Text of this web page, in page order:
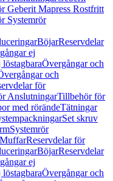
Geberit Mapress Rostfritt
Systemrör
BöjarReservdelar
ej
Övergångar och
och
för
AnslutningarTillbehör för
med rörändeTätningar
Set skruv
Systemrör
MuffarReservdelar för
BöjarReservdelar
ej
Övergångar och